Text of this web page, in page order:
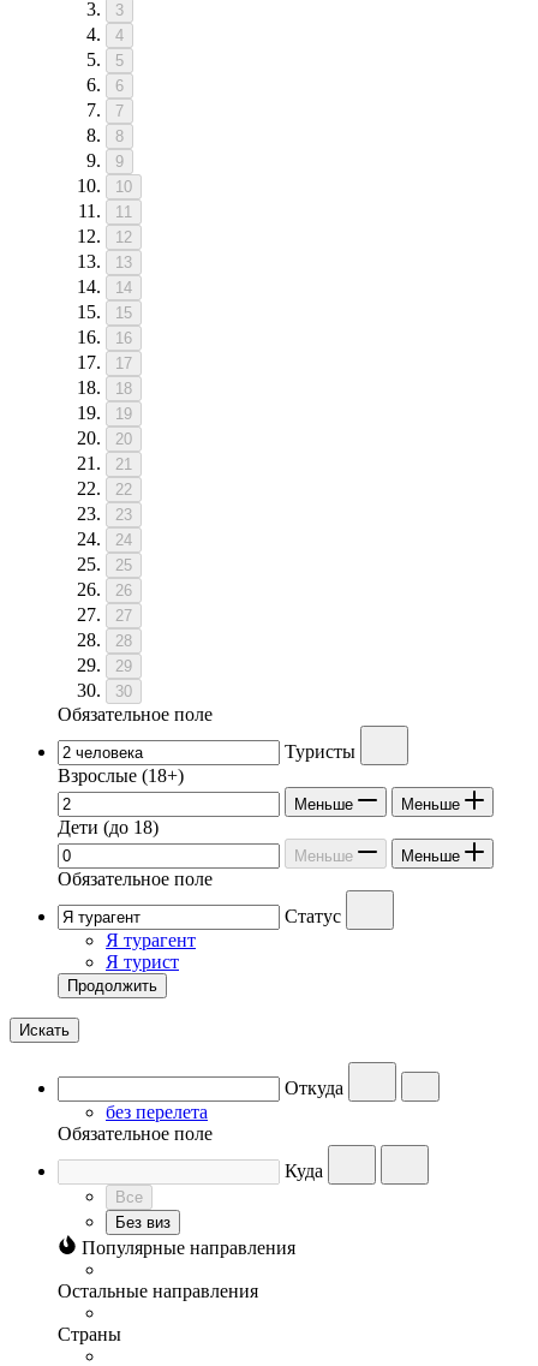
3
4
5
6
7
8
9
10
11
12
13
14
15
16
17
18
19
20
21
22
23
24
25
26
27
28
29
30
Обязательное поле
Туристы
Взрослые (18+)
Меньше Меньше
Дети (до 18)
Меньше Меньше
Обязательное поле
Статус
Я турагент
Я турист
Продолжить
Искать
Откуда
без перелета
Обязательное поле
Куда
Все
Без виз
Популярные направления
Остальные направления
Страны